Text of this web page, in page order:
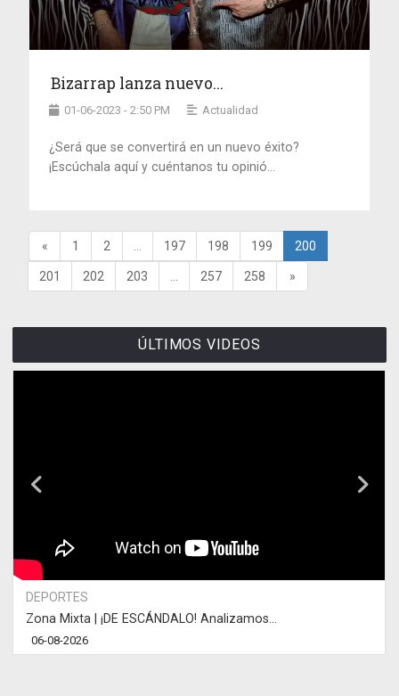
Bizarrap lanza nuevo...
01-06-2023 - 2:50 PM Actualidad
¿Será que se convertirá en un nuevo éxito?
¡Escúchala aquí y cuéntanos tu opinió...
« 1 2 197 198 199 200
201 202 203 257 258 »
ÚLTIMOS VIDEOS
DEPORTES
Zona Mixta | ¡DE ESCÁNDALO! Analizamos...
06-08-2026